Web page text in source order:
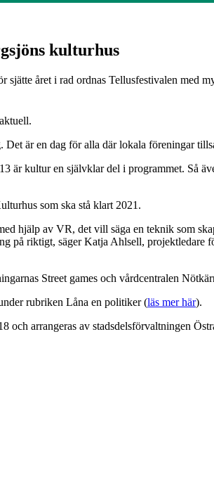
kulturhus
året i rad ordnas Tellusfestivalen med
är en dag för alla där lokala föreningar
är kultur en självklar del i programmet. Så
som ska stå klart 2021.
hjälp av VR, det vill säga en teknik som
på riktigt, säger Katja Ahlsell, projektledare
Street games och vårdcentralen
rubriken Låna en politiker (läs mer här).
och arrangeras av stadsdelsförvaltningen